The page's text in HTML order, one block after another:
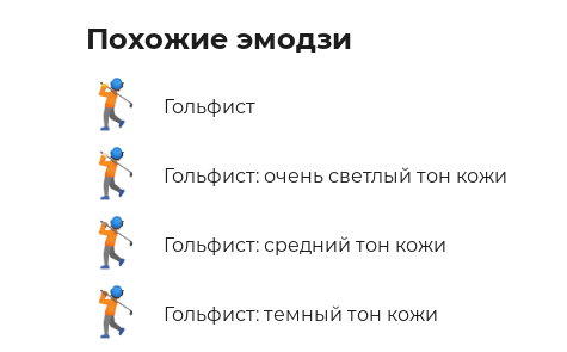
Похожие эмодзи
🏌️ Гольфист
🏌🏻 Гольфист: очень светлый тон кожи
🏌🏽 Гольфист: средний тон кожи
🏌🏾 Гольфист: темный тон кожи